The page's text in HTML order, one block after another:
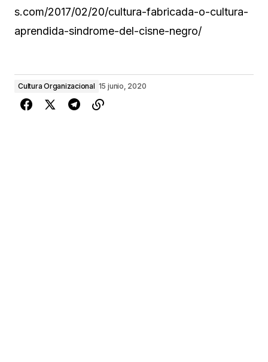
s.com/2017/02/20/cultura-fabricada-o-cultura-
aprendida-sindrome-del-cisne-negro/
Cultura Organizacional 15 junio, 2020